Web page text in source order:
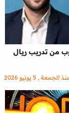
من تدريب ريال
الجمعة , 5 يونيو 2026